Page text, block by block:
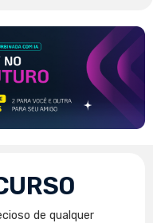
de qualquer